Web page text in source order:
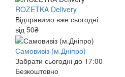
ROZETKA Delivery
Відправимо вже сьогодні
від 50₴
Самовивіз (м.Дніпро)
Забрати сьогодні до 17:00
Безкоштовно